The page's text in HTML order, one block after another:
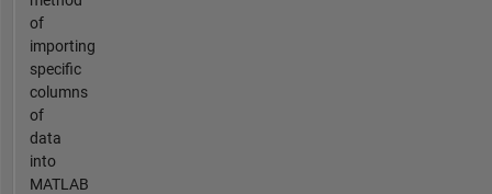
of
importing
specific
columns
of
data
into
MATLAB